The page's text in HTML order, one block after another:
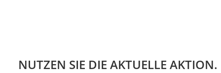
NUTZEN SIE DIE AKTUELLE AKTION.